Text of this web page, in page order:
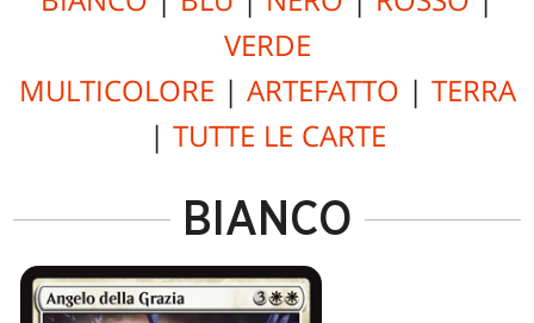
VERDE
MULTICOLORE | ARTEFATTO | TERRA
| TUTTE LE CARTE
BIANCO